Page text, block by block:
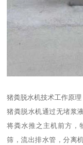
猪粪脱水机技术工作原理
猪粪脱水机通过无堵浆
将粪水推之主机前方，
筛，流出排水管，分离